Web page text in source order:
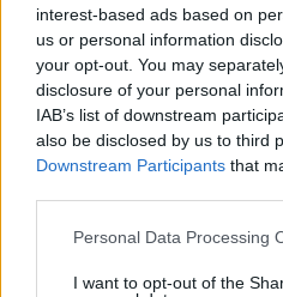
interest-based ads based on
us or personal information
your opt-out. You may
disclosure of your personal
IAB’s list of downstream
also be disclosed by us to third
Downstream Participants that
Please note that this website/
not limited to your visit or usage
Personal Data Processing
I want to opt-out of the
πραγματοποιηθούν και
εγχώριες τεχνολογικές
έχουμε στη χώρα μας
έρθουν να δράσουν
Δείτε το βίντεο: Η
της Google στην Ελλάδα